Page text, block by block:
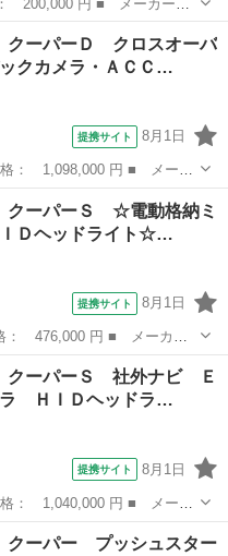
■ グレード名： クーパ
気量： 1600cc ■ ドア枚
クーパーＤ クロスオーバ
クカメラ・ＡＣＣ…
提携サイト 8月1日
■ グレード名： クーパ
カメラ・ＡＣＣ・インテリ
クーパーＳ ☆電動格納ミ
Ｄヘッドライト☆…
提携サイト 8月1日
■ グレード名： クーパー
ッドライト☆ＥＴＣ☆ター
クーパーＳ 社外ナビ Ｅ
ＨＩＤヘッドラ…
提携サイト 8月1日
■ グレード名： クーパ
ＨＩＤヘッドライト 電動
クーパー プッシュスター